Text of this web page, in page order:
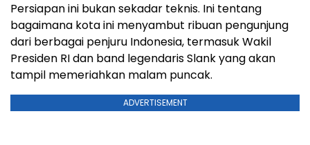
Persiapan ini bukan sekadar teknis. Ini tentang
bagaimana kota ini menyambut ribuan pengunjung
dari berbagai penjuru Indonesia, termasuk Wakil
Presiden RI dan band legendaris Slank yang akan
tampil memeriahkan malam puncak.
ADVERTISEMENT